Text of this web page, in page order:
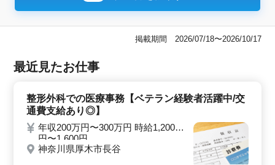
掲載期間 2026/07/18〜2026/10/17
最近見たお仕事
整形外科での医療事務【ベテラン経験者活躍中/交
通費支給あり◎】
年収200万円〜300万円 時給1,200
円〜1,600円
神奈川県厚木市長谷